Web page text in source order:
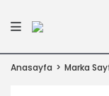
Anasayfa Marka